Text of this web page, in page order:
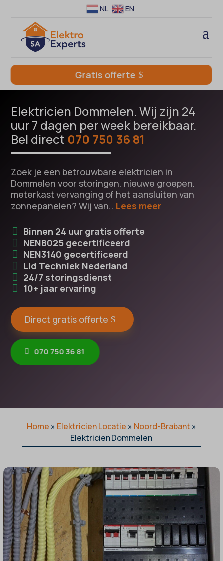
NL EN
Gratis offerte
Elektricien Dommelen. Wij zijn 24
uur 7 dagen per week bereikbaar.
Bel direct 070 750 36 81
Zoek je een betrouwbare elektricien in
Dommelen voor storingen, nieuwe groepen,
meterkast vervanging of het aansluiten van
zonnepanelen? Wij van… Lees meer
Binnen 24 uur gratis offerte
NEN8025 gecertificeerd
NEN3140 gecertificeerd
Lid Techniek Nederland
24/7 storingsdienst
10+ jaar ervaring
Direct gratis offerte
070 750 36 81
Home » Elektricien Locatie » Noord-Brabant »
Elektricien Dommelen